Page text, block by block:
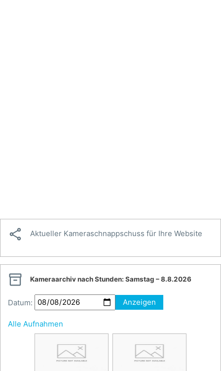
 Aktueller Kameraschnappschuss für Ihre Website
 Kameraarchiv nach Stunden: Samstag – 8.8.2026
Datum: Anzeigen
Alle Aufnahmen